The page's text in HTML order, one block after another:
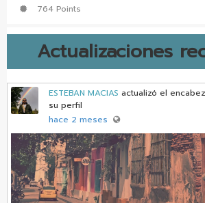
764 Points
Actualizaciones
ESTEBAN MACIAS actualizó el
su perfil
hace 2 meses